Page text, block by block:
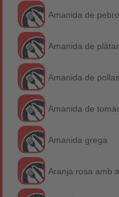
Amanida de
Amanida de
Amanida de
Amanida de
Amanida grega
Aranja rosa amb